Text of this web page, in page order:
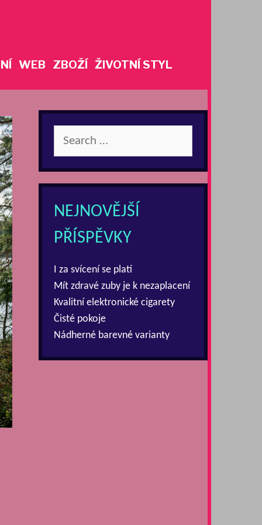
WEB ZBOŽÍ ŽIVOTNÍ STYL
for:
NEJNOVĚJŠÍ
PŘÍSPĚVKY
I za svícení se platí
Mít zdravé zuby je k nezaplacení
Kvalitní elektronické cigarety
Čisté pokoje
Nádherné barevné varianty